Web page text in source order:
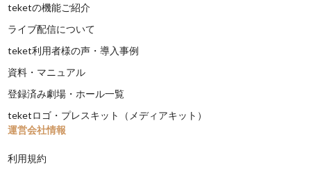
teketの機能ご紹介
ライブ配信について
teket利用者様の声・導入事例
資料・マニュアル
登録済み劇場・ホール一覧
teketロゴ・プレスキット（メディアキット）
運営会社情報
利用規約